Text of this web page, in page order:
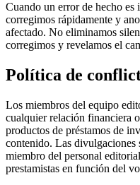
Cuando un error de hecho
corregimos rápidamente y
afectado. No eliminamos
corregimos y revelamos el
Política de
Los miembros del equipo
cualquier relación financiera
productos de préstamos de
contenido. Las divulgaciones
miembro del personal
prestamistas en función del